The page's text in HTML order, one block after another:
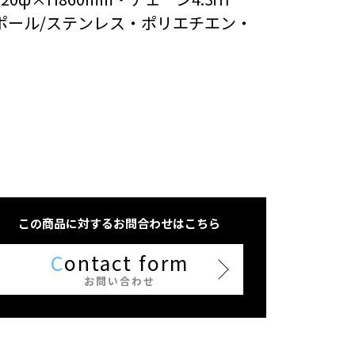
ール/ステンレス・ポリエチエン・
この商品に対するお問合わせはこちら
Contact form
お問い合わせ